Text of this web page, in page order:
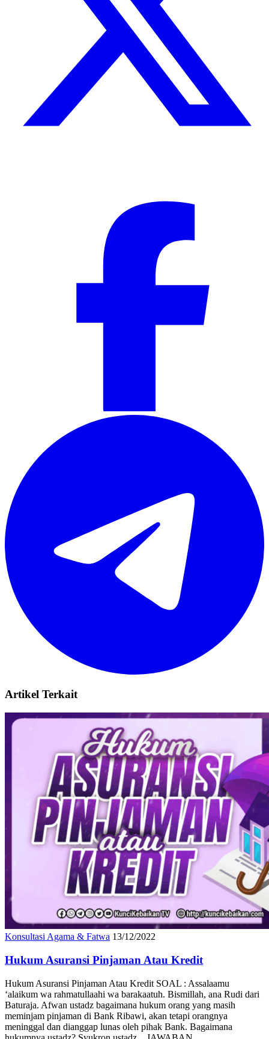
Hukum Asuransi Pinjaman Atau Kredit
Hukum Asuransi Pinjaman Atau Kredit SOAL : Assalaamu
‘alaikum wa rahmatullaahi wa barakaatuh. Bismillah, ana Rudi dari
Baturaja. Afwan ustadz bagaimana hukum orang yang masih
meminjam pinjaman di Bank Ribawi, akan tetapi orangnya